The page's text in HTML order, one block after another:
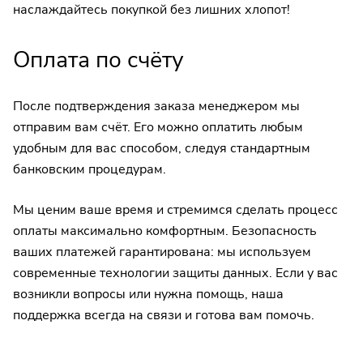
наслаждайтесь покупкой без лишних хлопот!
Оплата по счёту
После подтверждения заказа менеджером мы
отправим вам счёт. Его можно оплатить любым
удобным для вас способом, следуя стандартным
банковским процедурам.
Мы ценим ваше время и стремимся сделать процесс
оплаты максимально комфортным. Безопасность
ваших платежей гарантирована: мы используем
современные технологии защиты данных. Если у вас
возникли вопросы или нужна помощь, наша
поддержка всегда на связи и готова вам помочь.